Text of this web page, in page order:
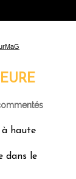
à haute
dans le